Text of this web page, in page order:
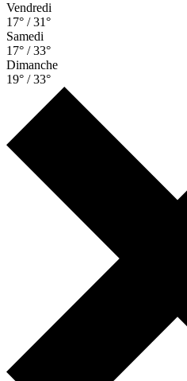
Vendredi
17° / 31°
Samedi
17° / 33°
Dimanche
19° / 33°